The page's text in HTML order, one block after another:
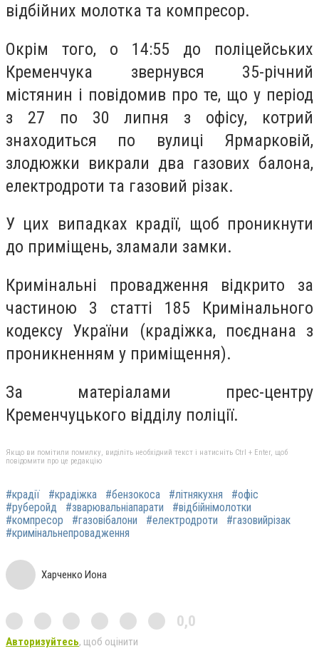
відбійних молотка та компресор.
Окрім того, о 14:55 до поліцейських
Кременчука звернувся 35-річний
містянин і повідомив про те, що у період
з 27 по 30 липня з офісу, котрий
знаходиться по вулиці Ярмарковій,
злодюжки викрали два газових балона,
електродроти та газовий різак.
У цих випадках крадії, щоб проникнути
до приміщень, зламали замки.
Кримінальні провадження відкрито за
частиною 3 статті 185 Кримінального
кодексу України (крадіжка, поєднана з
проникненням у приміщення).
За матеріалами прес-центру
Кременчуцького відділу поліції.
Якщо ви помітили помилку, виділіть необхідний текст і натисніть Ctrl + Enter, щоб
повідомити про це редакцію
#крадії #крадіжка #бензокоса #літнякухня
#офіс
#руберойд
#зварювальніапарати
#відбійнімолотки
#компресор
#газовібалони #електродроти
#газовийрізак
#кримінальнепровадження
Харченко Иона
0,0
Авторизуйтесь, щоб оцінити